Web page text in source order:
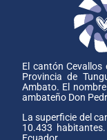
El cantón
Provincia de
Ambato. El
ambateño Don
La superficie del
10.433